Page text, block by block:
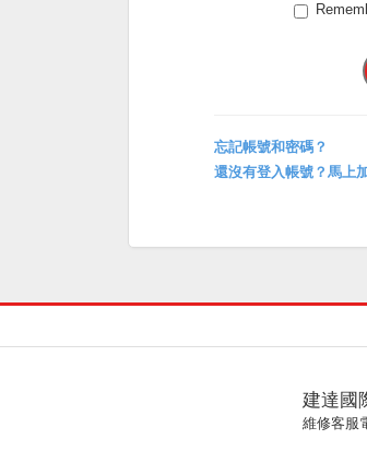
忘記帳號和密碼？
還沒有登入帳號？馬上
建達國
維修客服